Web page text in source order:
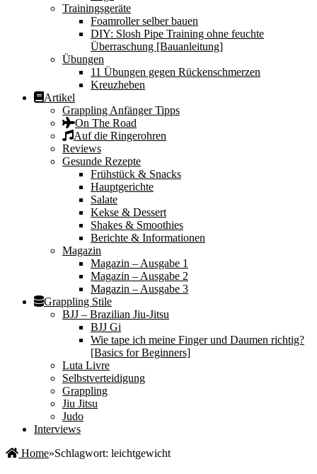
Trainingsgeräte
Foamroller selber bauen
DIY: Slosh Pipe Training ohne feuchte
Überraschung [Bauanleitung]
Übungen
11 Übungen gegen Rückenschmerzen
Kreuzheben
Artikel
Grappling Anfänger Tipps
On The Road
Auf die Ringerohren
Reviews
Gesunde Rezepte
Frühstück & Snacks
Hauptgerichte
Salate
Kekse & Dessert
Shakes & Smoothies
Berichte & Informationen
Magazin
Magazin – Ausgabe 1
Magazin – Ausgabe 2
Magazin – Ausgabe 3
Grappling Stile
BJJ – Brazilian Jiu-Jitsu
BJJ Gi
Wie tape ich meine Finger und Daumen richtig?
[Basics for Beginners]
Luta Livre
Selbstverteidigung
Grappling
Jiu Jitsu
Judo
Interviews
Home»Schlagwort: leichtgewicht